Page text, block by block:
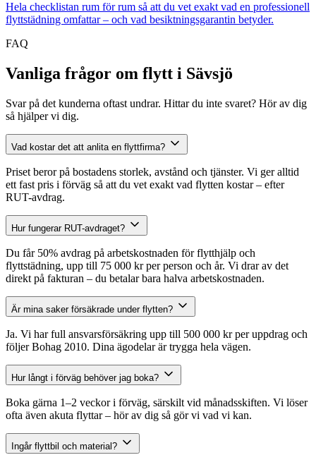
Hela checklistan rum för rum så att du vet exakt vad en professionell
flyttstädning omfattar – och vad besiktningsgarantin betyder.
FAQ
Vanliga frågor om flytt i Sävsjö
Svar på det kunderna oftast undrar. Hittar du inte svaret? Hör av dig
så hjälper vi dig.
Vad kostar det att anlita en flyttfirma?
Priset beror på bostadens storlek, avstånd och tjänster. Vi ger alltid
ett fast pris i förväg så att du vet exakt vad flytten kostar – efter
RUT-avdrag.
Hur fungerar RUT-avdraget?
Du får 50% avdrag på arbetskostnaden för flytthjälp och
flyttstädning, upp till 75 000 kr per person och år. Vi drar av det
direkt på fakturan – du betalar bara halva arbetskostnaden.
Är mina saker försäkrade under flytten?
Ja. Vi har full ansvarsförsäkring upp till 500 000 kr per uppdrag och
följer Bohag 2010. Dina ägodelar är trygga hela vägen.
Hur långt i förväg behöver jag boka?
Boka gärna 1–2 veckor i förväg, särskilt vid månadsskiften. Vi löser
ofta även akuta flyttar – hör av dig så gör vi vad vi kan.
Ingår flyttbil och material?